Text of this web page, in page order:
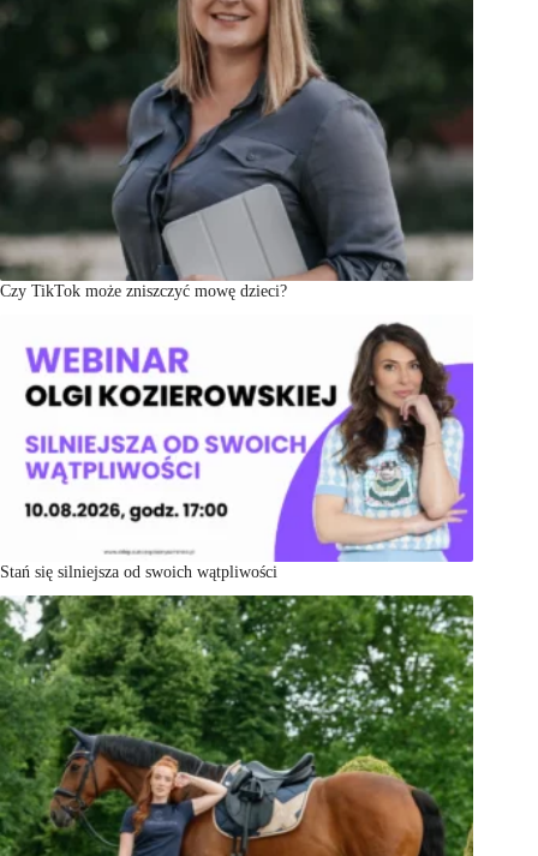
Czy TikTok może zniszczyć mowę dzieci?
Stań się silniejsza od swoich wątpliwości